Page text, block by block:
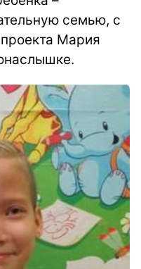
семью, с
Мария